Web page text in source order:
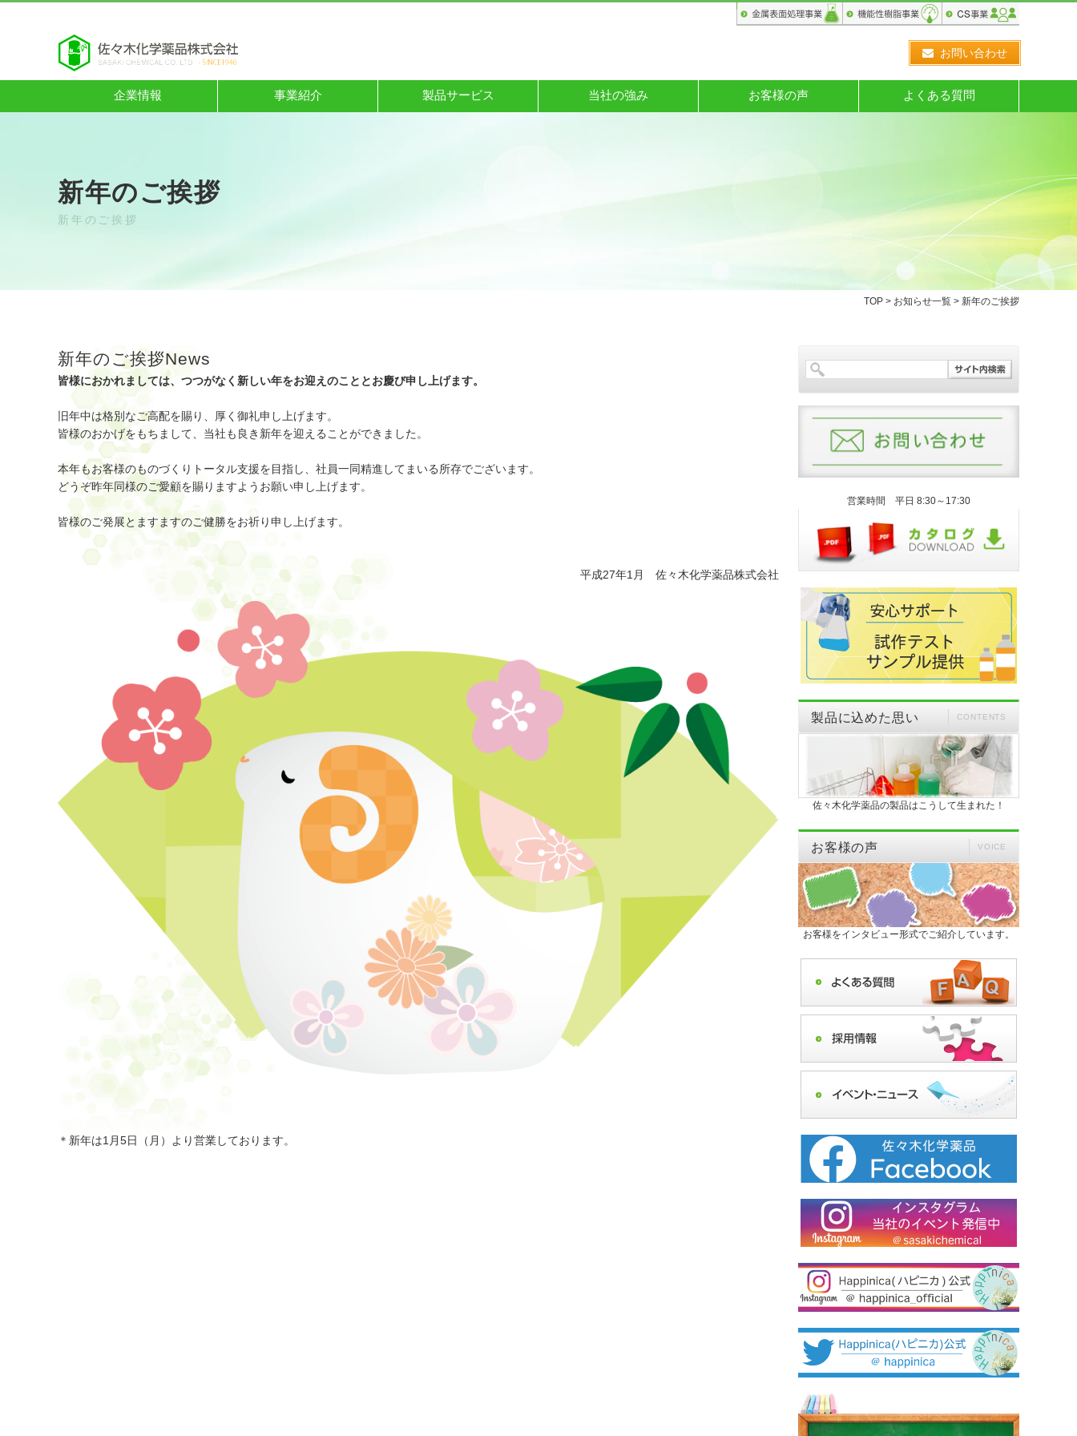
お問い合わせ
企業情報 事業紹介 製品サービス 当社の強み お客様の声 よくある質問
新年のご挨拶
新年のご挨拶
TOP > お知らせ一覧 > 新年のご挨拶
新年のご挨拶News
皆様におかれましては、つつがなく新しい年をお迎えのこととお慶び申し上げます。
旧年中は格別なご高配を賜り、厚く御礼申し上げます。
皆様のおかげをもちまして、当社も良き新年を迎えることができました。
本年もお客様のものづくりトータル支援を目指し、社員一同精進してまいる所存でございます。
どうぞ昨年同様のご愛顧を賜りますようお願い申し上げます。
皆様のご発展とますますのご健勝をお祈り申し上げます。
平成27年1月 佐々木化学薬品株式会社
＊新年は1月5日（月）より営業しております。
営業時間 平日 8:30～17:30
製品に込めた思い CONTENTS
佐々木化学薬品の製品はこうして生まれた！
お客様の声 VOICE
お客様をインタビュー形式でご紹介しています。